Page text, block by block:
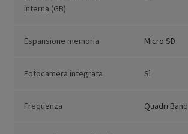
interna (GB)
Espansione memoria Micro SD
Fotocamera integrata Sì
Frequenza Quadri Band